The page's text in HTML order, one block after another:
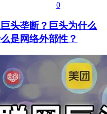
0
头垄断？巨头为什么
是网络外部性？